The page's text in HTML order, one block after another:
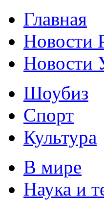
Главная
Новости
Новости
Шоубиз
Спорт
Культура
В мире
Наука и